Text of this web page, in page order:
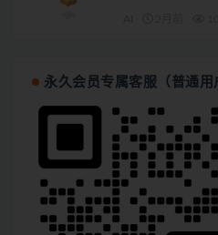
永久会员专属客服（普通用